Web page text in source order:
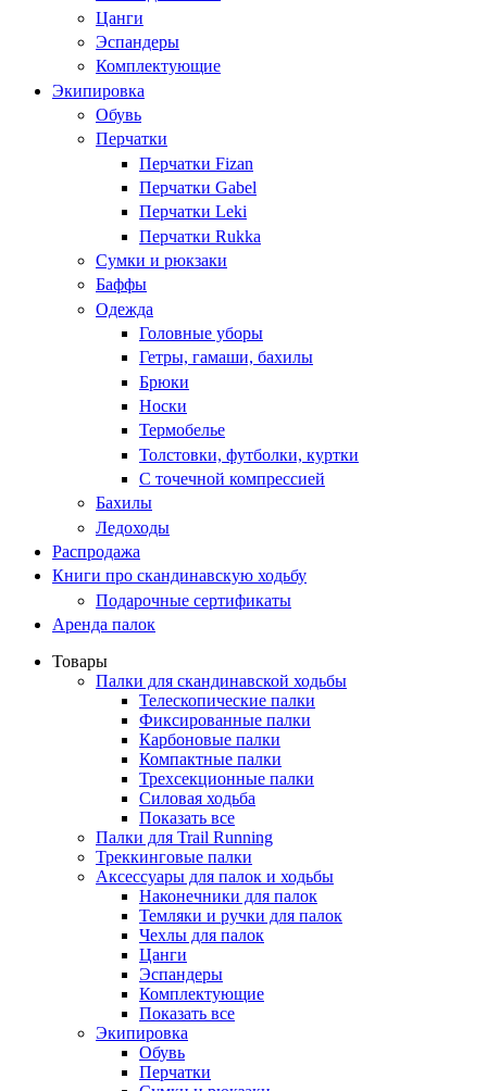
Цанги
Эспандеры
Комплектующие
Экипировка
Обувь
Перчатки
Перчатки Fizan
Перчатки Gabel
Перчатки Leki
Перчатки Rukka
Сумки и рюкзаки
Баффы
Одежда
Головные уборы
Гетры, гамаши, бахилы
Брюки
Носки
Термобелье
Толстовки, футболки, куртки
С точечной компрессией
Бахилы
Ледоходы
Распродажа
Книги про скандинавскую ходьбу
Подарочные сертификаты
Аренда палок
Товары
Палки для скандинавской ходьбы
Телескопические палки
Фиксированные палки
Карбоновые палки
Компактные палки
Трехсекционные палки
Силовая ходьба
Показать все
Палки для Trail Running
Треккинговые палки
Аксессуары для палок и ходьбы
Наконечники для палок
Темляки и ручки для палок
Чехлы для палок
Цанги
Эспандеры
Комплектующие
Показать все
Экипировка
Обувь
Перчатки